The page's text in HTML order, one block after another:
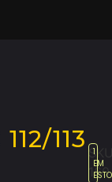
113
160
1
EM